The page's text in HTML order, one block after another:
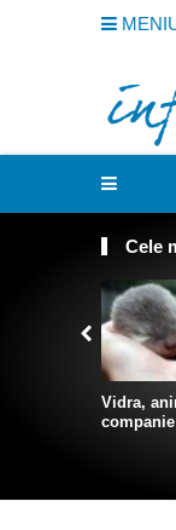
Cele
Vidra,
companie